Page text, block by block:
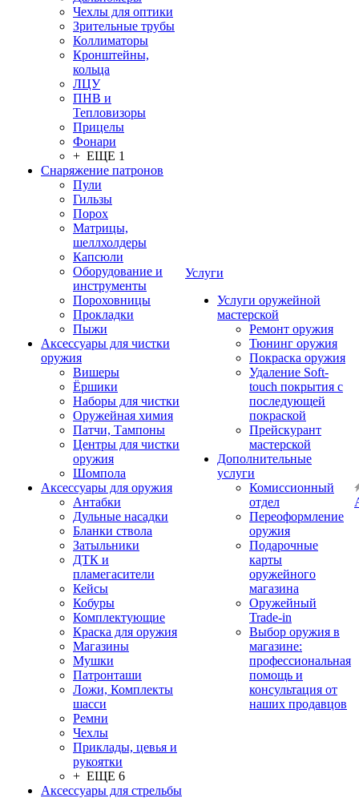
Чехлы для оптики
Зрительные трубы
Коллиматоры
Кронштейны,
кольца
ЛЦУ
ПНВ и
Тепловизоры
Прицелы
Фонари
+ ЕЩЕ 1
Снаряжение патронов
Пули
Гильзы
Порох
Матрицы,
шеллхолдеры
Капсюли
Оборудование и
инструменты
Пороховницы
Прокладки
Пыжи
Аксессуары для чистки
оружия
Вишеры
Ёршики
Наборы для чистки
Оружейная химия
Патчи, Тампоны
Центры для чистки
оружия
Шомпола
Аксессуары для оружия
Антабки
Дульные насадки
Бланки ствола
Затыльники
ДТК и
пламегасители
Кейсы
Кобуры
Комплектующие
Краска для оружия
Магазины
Мушки
Патронташи
Ложи, Комплекты
шасси
Ремни
Чехлы
Приклады, цевья и
рукоятки
+ ЕЩЕ 6
Аксессуары для стрельбы
Услуги
Услуги оружейной
мастерской
Ремонт оружия
Тюнинг оружия
Покраска оружия
Удаление Soft-
touch покрытия с
последующей
покраской
Прейскурант
мастерской
Дополнительные
услуги
Комиссионный
отдел
Переоформление
оружия
Подарочные
карты
оружейного
магазина
Оружейный
Trade-in
Выбор оружия в
магазине:
профессиональная
помощь и
консультация от
наших продавцов